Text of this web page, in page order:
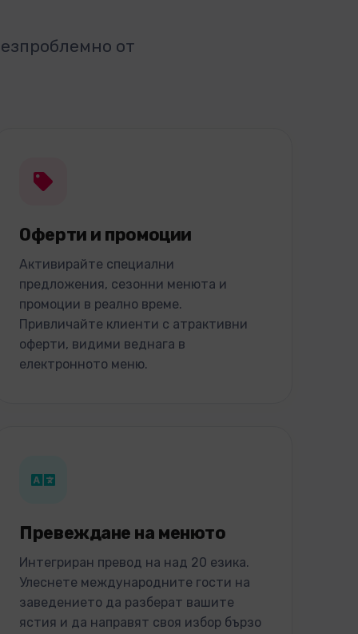
от
Оферти и промоции
Активирайте специални
предложения, сезонни менюта и
промоции в реално време.
Привличайте клиенти с атрактивни
оферти, видими веднага в
електронното меню.
Превеждане на менюто
Интегриран превод на над 20 езика.
Улеснете международните гости на
заведението да разберат вашите
ястия и да направят своя избор бързо